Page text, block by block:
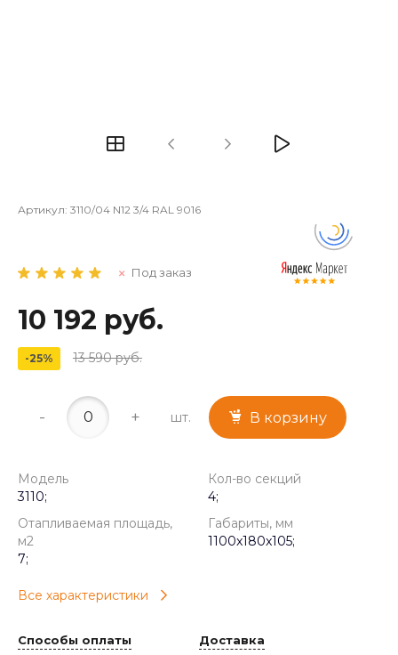
Артикул: 3110/04 N12 3/4 RAL 9016
Под заказ
10 192 руб.
-25% 13 590 руб.
- + шт. В корзину
Модель
3110;
Кол-во секций
4;
Отапливаемая площадь,
м2
7;
Габариты, мм
1100x180x105;
Все характеристики
Способы оплаты Доставка